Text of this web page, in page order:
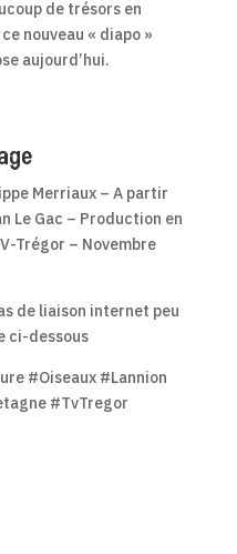
de trésors en
nouveau « diapo »
aujourd’hui.
Merriaux – A partir
Le Gac – Production en
Trégor – Novembre
de liaison internet peu
ci-dessous
#Oiseaux #Lannion
#TvTregor